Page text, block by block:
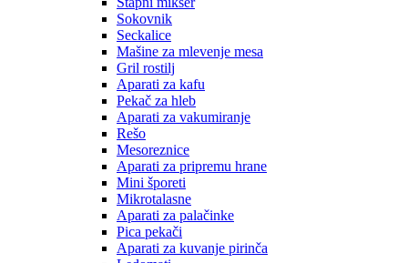
Sokovnik
Seckalice
Mašine za mlevenje mesa
Gril rostilj
Aparati za kafu
Pekač za hleb
Aparati za vakumiranje
Rešo
Mesoreznice
Aparati za pripremu hrane
Mini šporeti
Mikrotalasne
Aparati za palačinke
Pica pekači
Aparati za kuvanje pirinča